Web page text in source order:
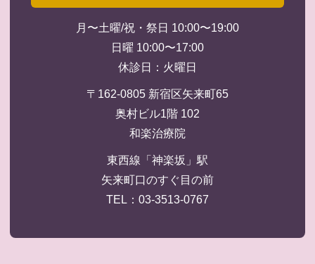
月〜土曜/祝・祭日 10:00〜19:00
日曜 10:00〜17:00
休診日：火曜日
〒162-0805 新宿区矢来町65
奥村ビル1階 102
和楽治療院
東西線「神楽坂」駅
矢来町口のすぐ目の前
TEL：03-3513-0767